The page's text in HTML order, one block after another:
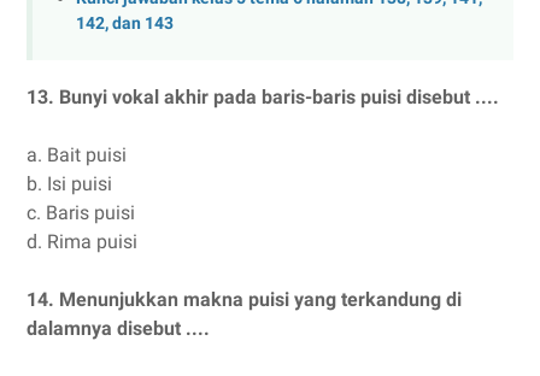
142, dan 143
13. Bunyi vokal akhir pada baris-baris puisi disebut ....
a. Bait puisi
b. Isi puisi
c. Baris puisi
d. Rima puisi
14. Menunjukkan makna puisi yang terkandung di
dalamnya disebut ....